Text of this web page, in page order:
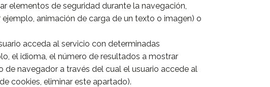
elementos de seguridad durante la navegación,
animación de carga de un texto o imagen) o
acceda al servicio con determinadas
el idioma, el número de resultados a mostrar
navegador a través del cual el usuario accede al
cookies, eliminar este apartado).